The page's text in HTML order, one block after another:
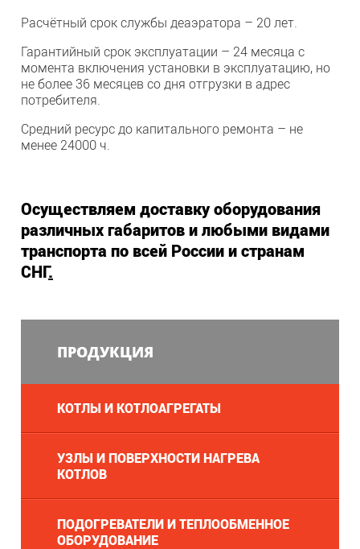
Расчётный срок службы деаэратора – 20 лет.
Гарантийный срок эксплуатации – 24 месяца с
момента включения установки в эксплуатацию, но
не более 36 месяцев со дня отгрузки в адрес
потребителя.
Средний ресурс до капитального ремонта – не
менее 24000 ч.
Осуществляем доставку оборудования
различных габаритов и любыми видами
транспорта по всей России и странам
СНГ.
ПРОДУКЦИЯ
КОТЛЫ И КОТЛОАГРЕГАТЫ
УЗЛЫ И ПОВЕРХНОСТИ НАГРЕВА
КОТЛОВ
ПОДОГРЕВАТЕЛИ И ТЕПЛООБМЕННОЕ
ОБОРУДОВАНИЕ